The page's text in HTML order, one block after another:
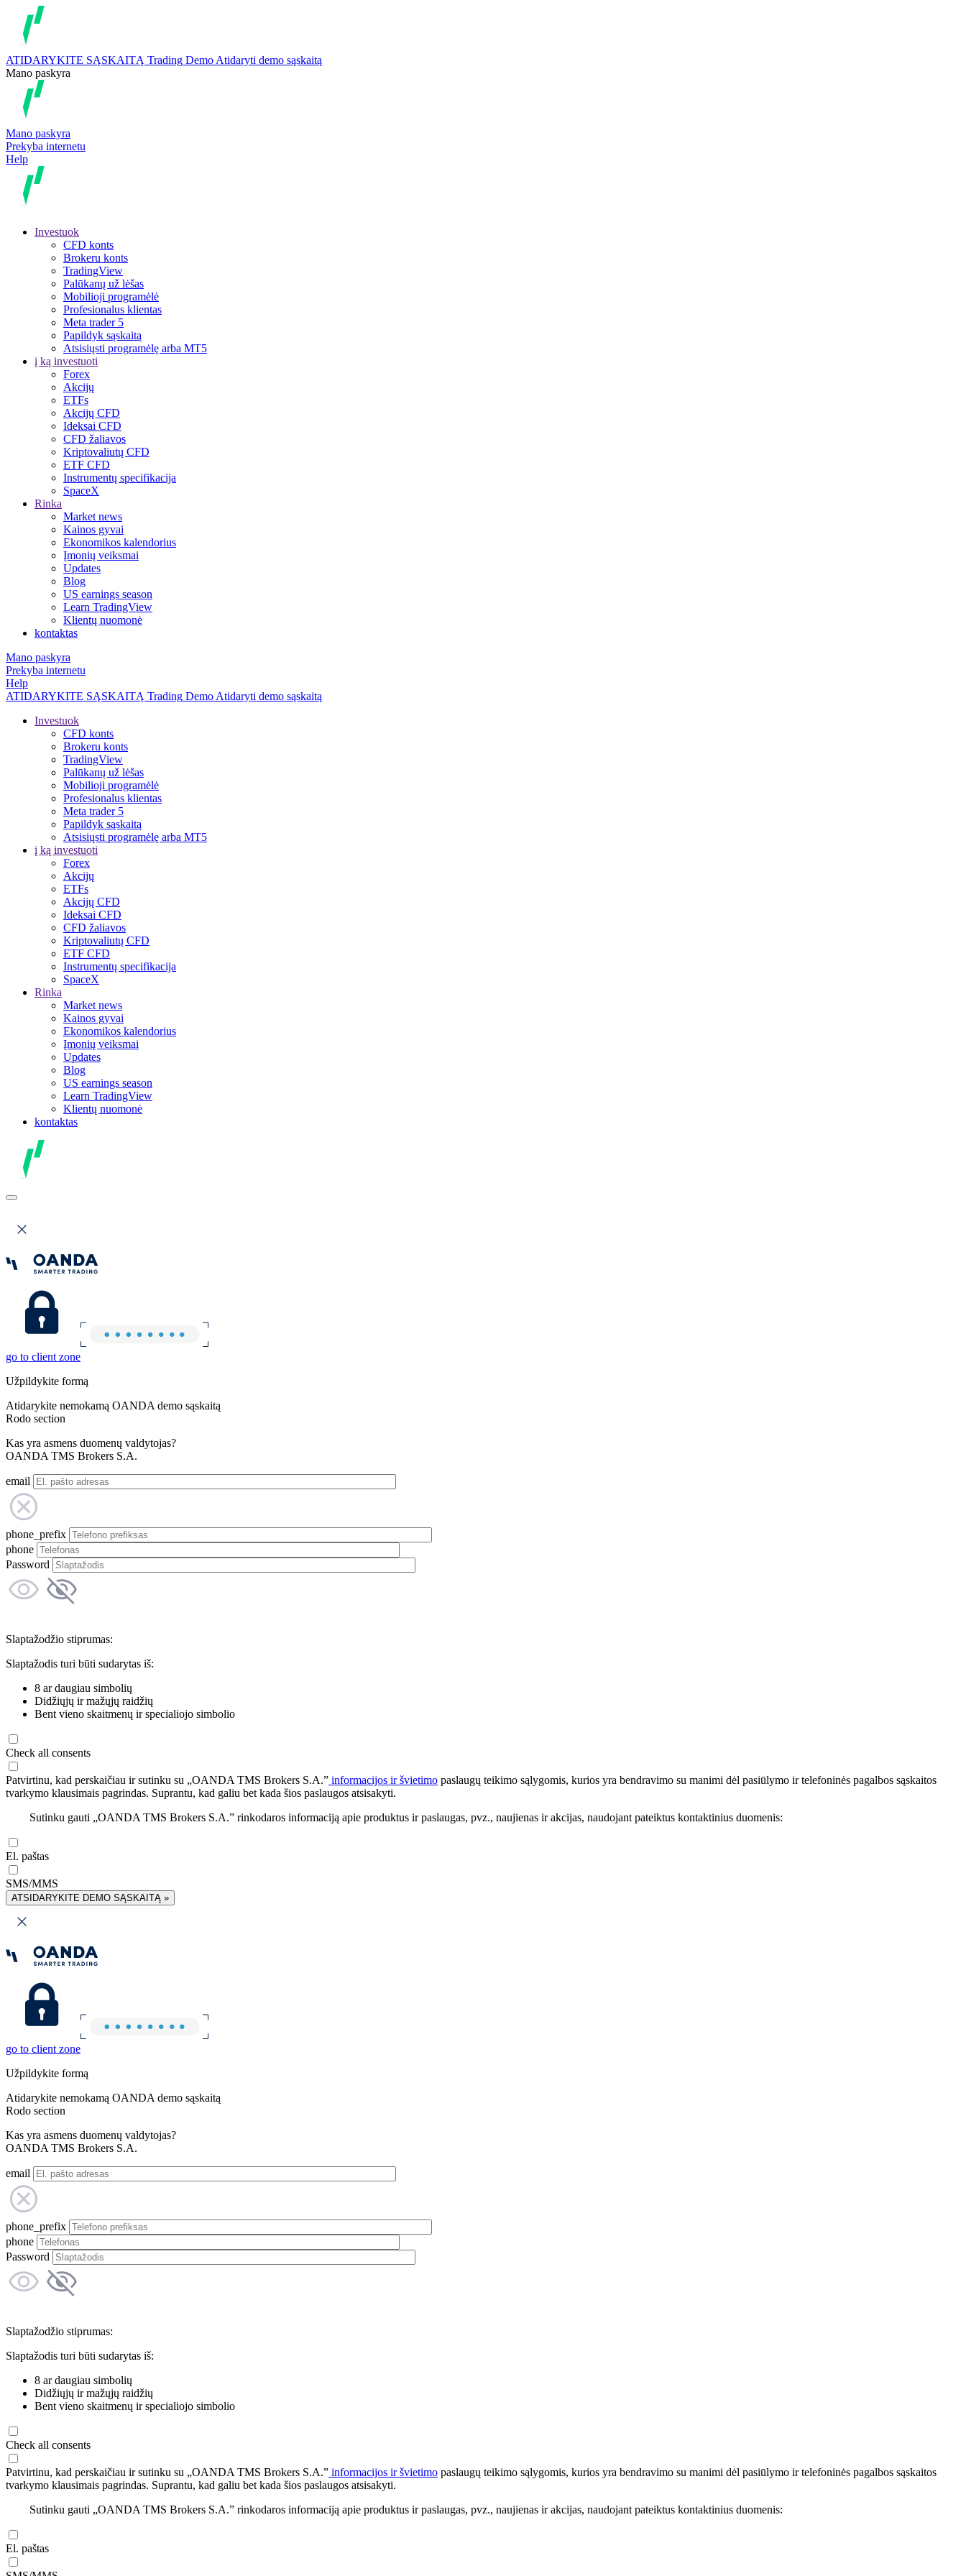
ATIDARYKITE SĄSKAITĄ Trading Demo Atidaryti demo sąskaitą
Mano paskyra
Mano paskyra
Prekyba internetu
Help
Investuok
CFD konts
Brokeru konts
TradingView
Palūkanų už lėšas
Mobilioji programėlė
Profesionalus klientas
Meta trader 5
Papildyk sąskaitą
Atsisiųsti programėlę arba MT5
į ką investuoti
Forex
Akcijų
ETFs
Akcijų CFD
Ideksai CFD
CFD žaliavos
Kriptovaliutų CFD
ETF CFD
Instrumentų specifikacija
SpaceX
Rinka
Market news
Kainos gyvai
Ekonomikos kalendorius
Įmonių veiksmai
Updates
Blog
US earnings season
Learn TradingView
Klientų nuomonė
kontaktas
Mano paskyra
Prekyba internetu
Help
ATIDARYKITE SĄSKAITĄ Trading Demo Atidaryti demo sąskaitą
Investuok
CFD konts
Brokeru konts
TradingView
Palūkanų už lėšas
Mobilioji programėlė
Profesionalus klientas
Meta trader 5
Papildyk sąskaitą
Atsisiųsti programėlę arba MT5
į ką investuoti
Forex
Akcijų
ETFs
Akcijų CFD
Ideksai CFD
CFD žaliavos
Kriptovaliutų CFD
ETF CFD
Instrumentų specifikacija
SpaceX
Rinka
Market news
Kainos gyvai
Ekonomikos kalendorius
Įmonių veiksmai
Updates
Blog
US earnings season
Learn TradingView
Klientų nuomonė
kontaktas
go to client zone
Užpildykite formą
Atidarykite nemokamą OANDA demo sąskaitą
Rodo section
Kas yra asmens duomenų valdytojas?
OANDA TMS Brokers S.A.
email
phone_prefix
phone
Password
Slaptažodžio stiprumas:
Slaptažodis turi būti sudarytas iš:
8 ar daugiau simbolių
Didžiųjų ir mažųjų raidžių
Bent vieno skaitmenų ir specialiojo simbolio
Check all consents
Patvirtinu, kad perskaičiau ir sutinku su „OANDA TMS Brokers S.A.” informacijos ir švietimo paslaugų teikimo sąlygomis, kurios yra bendravimo su manimi dėl pasiūlymo ir telefoninės pagalbos sąskaitos
tvarkymo klausimais pagrindas. Suprantu, kad galiu bet kada šios paslaugos atsisakyti.
Sutinku gauti „OANDA TMS Brokers S.A.” rinkodaros informaciją apie produktus ir paslaugas, pvz., naujienas ir akcijas, naudojant pateiktus kontaktinius duomenis:
El. paštas
SMS/MMS
ATSIDARYKITE DEMO SĄSKAITĄ »
go to client zone
Užpildykite formą
Atidarykite nemokamą OANDA demo sąskaitą
Rodo section
Kas yra asmens duomenų valdytojas?
OANDA TMS Brokers S.A.
email
phone_prefix
phone
Password
Slaptažodžio stiprumas:
Slaptažodis turi būti sudarytas iš:
8 ar daugiau simbolių
Didžiųjų ir mažųjų raidžių
Bent vieno skaitmenų ir specialiojo simbolio
Check all consents
Patvirtinu, kad perskaičiau ir sutinku su „OANDA TMS Brokers S.A.” informacijos ir švietimo paslaugų teikimo sąlygomis, kurios yra bendravimo su manimi dėl pasiūlymo ir telefoninės pagalbos sąskaitos
tvarkymo klausimais pagrindas. Suprantu, kad galiu bet kada šios paslaugos atsisakyti.
Sutinku gauti „OANDA TMS Brokers S.A.” rinkodaros informaciją apie produktus ir paslaugas, pvz., naujienas ir akcijas, naudojant pateiktus kontaktinius duomenis:
El. paštas